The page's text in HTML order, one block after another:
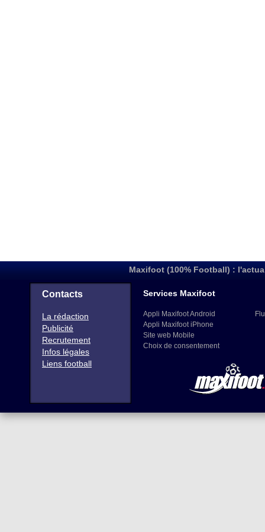
Maxifoot (100% Football) :
Contacts
La rédaction
Publicité
Recrutement
Infos légales
Liens football
Services Maxifoot
Appli Maxifoot Android
Appli Maxifoot iPhone
Site web Mobile
Choix de consentement